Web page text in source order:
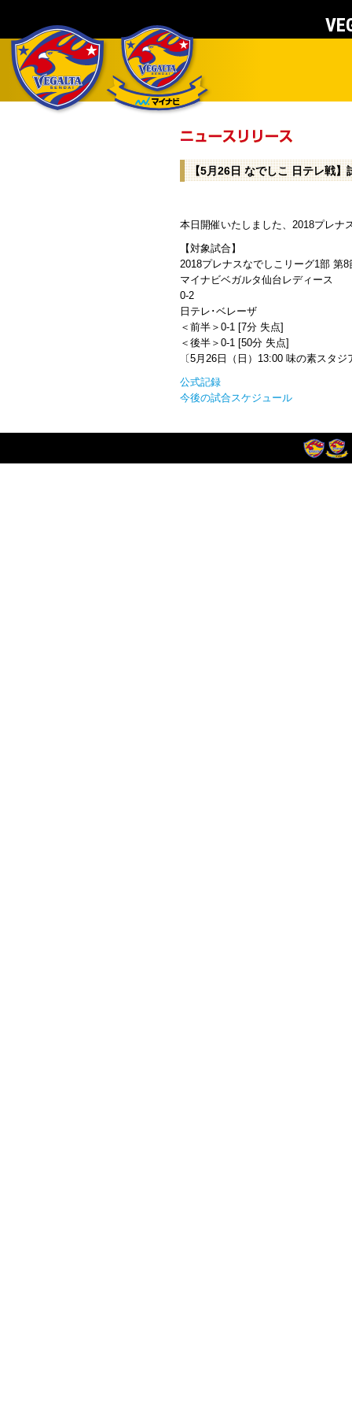
【5月26日 なでしこ 日テレ戦】
本日開催いたしました、2018プレナ
【対象試合】
2018プレナスなでしこリーグ1部 第8
マイナビベガルタ仙台レディース
0-2
日テレ･ベレーザ
＜前半＞0-1 [7分 失点]
＜後半＞0-1 [50分 失点]
〔5月26日（日）13:00 味の素スタ
公式記録
今後の試合スケジュール